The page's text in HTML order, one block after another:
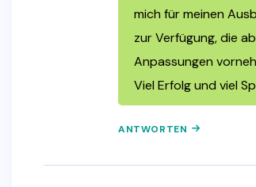
mich für meinen
zur Verfügung, die
Anpassungen
Viel Erfolg und viel
ANTWORTEN